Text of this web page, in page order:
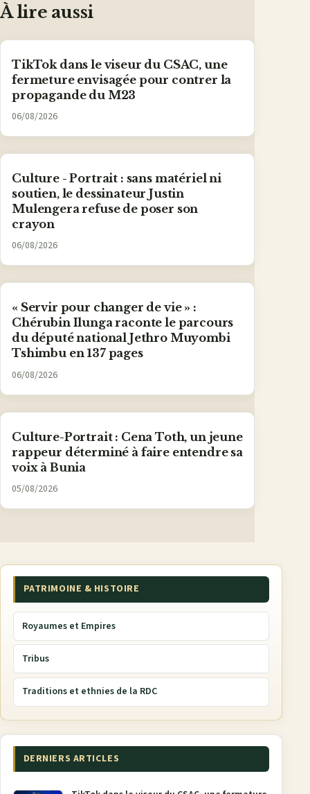
À lire aussi
TikTok dans le viseur du CSAC, une
fermeture envisagée pour contrer la
propagande du M23
06/08/2026
Culture - Portrait : sans matériel ni
soutien, le dessinateur Justin
Mulengera refuse de poser son
crayon
06/08/2026
« Servir pour changer de vie » :
Chérubin Ilunga raconte le parcours
du député national Jethro Muyombi
Tshimbu en 137 pages
06/08/2026
Culture-Portrait : Cena Toth, un jeune
rappeur déterminé à faire entendre sa
voix à Bunia
05/08/2026
PATRIMOINE & HISTOIRE
Royaumes et Empires
Tribus
Traditions et ethnies de la RDC
DERNIERS ARTICLES